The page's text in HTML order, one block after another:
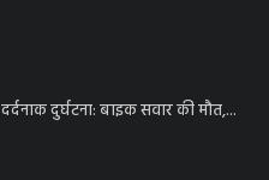
दर्दनाक दुर्घटना: बाइक सवार की मौत,...